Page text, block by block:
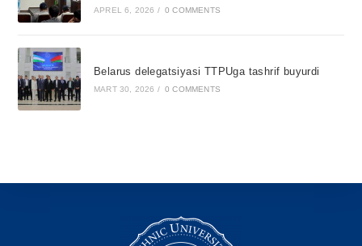
APREL 6, 2026 / 0 COMMENTS
Belarus delegatsiyasi TTPUga tashrif buyurdi
MART 30, 2026 / 0 COMMENTS